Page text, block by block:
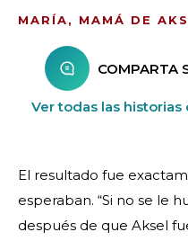
MARÍA, MAMÁ DE
COMPARTA
Ver todas las
El resultado fue
esperaban. “Si no se le
después de que Aksel